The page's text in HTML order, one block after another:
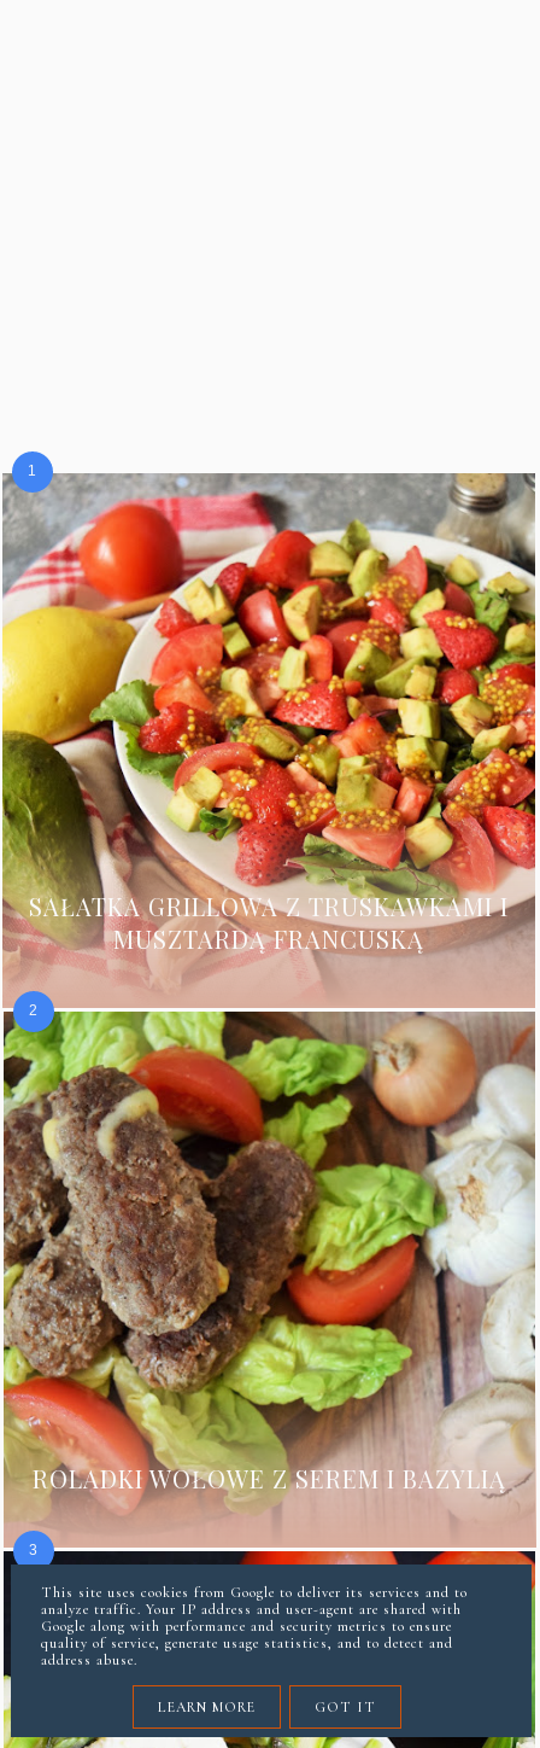
SAŁATKA GRILLOWA Z TRUSKAWKAMI I
MUSZTARDĄ FRANCUSKĄ
ROLADKI WOŁOWE Z SEREM I BAZYLIĄ
This site uses cookies from Google to deliver its services and to
analyze traffic. Your IP address and user-agent are shared with
Google along with performance and security metrics to ensure
quality of service, generate usage statistics, and to detect and
address abuse.
LEARN MORE GOT IT